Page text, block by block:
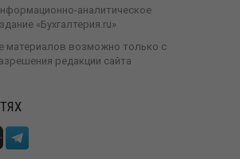
аналитическое
«Бухгалтерия.ru»
материалов возможно только с
редакции сайта